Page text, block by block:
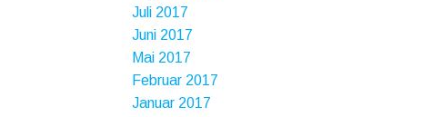
Juli 2017
Juni 2017
Mai 2017
Februar 2017
Januar 2017